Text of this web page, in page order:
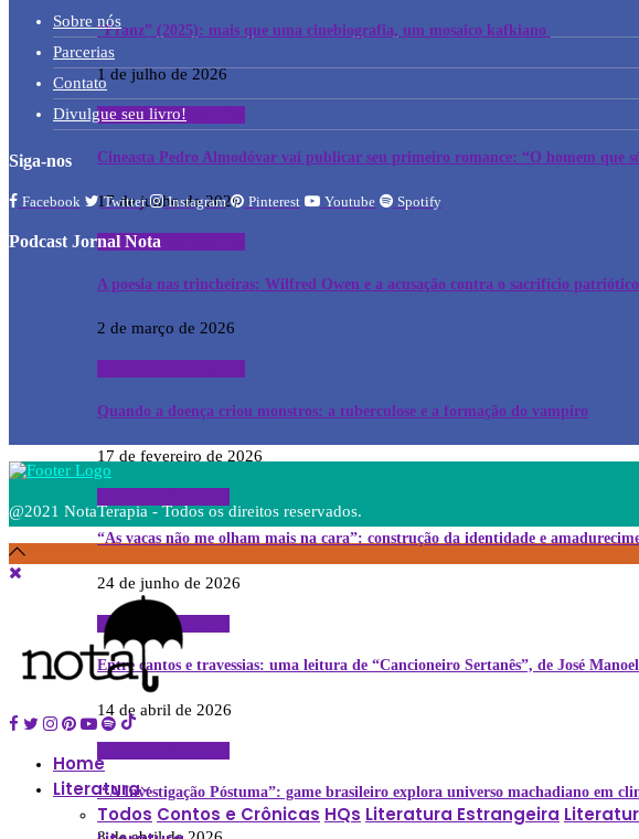
“Franz” (2025): mais que uma cinebiografia, um mosaico kafkiano
1 de julho de 2026
Literatura Estrangeira
Cineasta Pedro Almodóvar vai publicar seu primeiro romance: “O homem que
17 de junho de 2026
Literatura Estrangeira
A poesia nas trincheiras: Wilfred Owen e a acusação contra o sacrifício patriótico
2 de março de 2026
Quando a doença criou monstros: a tuberculose e a formação do vampiro
17 de fevereiro de 2026
“As vacas não me olham mais na cara”: construção da identidade e
24 de junho de 2026
Literatura Nacional
Entre cantos e travessias: uma leitura de “Cancioneiro Sertanês”, de José
14 de abril de 2026
“A Investigação Póstuma”: game brasileiro explora universo machadiano em
Sobre nós
Parcerias
Contato
Divulgue seu livro!
Siga-nos
Facebook Twitter Instagram Pinterest Youtube Spotify
Podcast Jornal Nota
@2021 NotaTerapia - Todos os direitos reservados.
Home
Literatura
Todos Contos e Crônicas HQs Literatura Estrangeira